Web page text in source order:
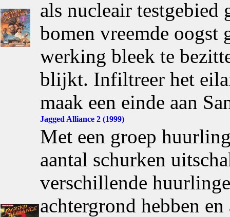
als nucleair
bomen vreemde oogst
werking bleek te
blijkt. Infiltreer het
maak een einde aan
Jagged Alliance 2 (1999)
Met een groep
aantal schurken
verschillende
achtergrond hebben